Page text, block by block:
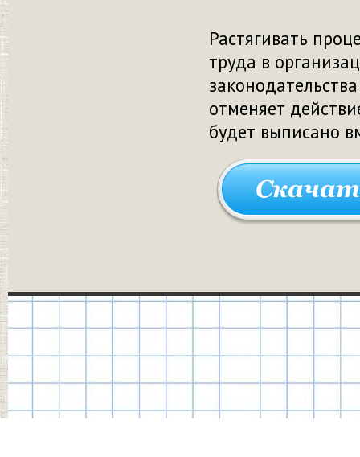
Растягивать
труда в
отменяет
будет выписано